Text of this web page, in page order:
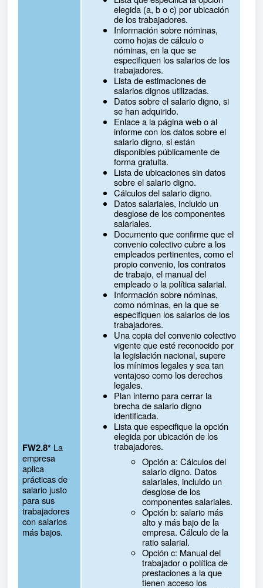
FW2.8* La
empresa
aplica
prácticas de
salario justo
para sus
trabajadores
con salarios
más bajos.
elegida (a, b o c) por ubicación
de los trabajadores.
Información sobre nóminas,
como hojas de cálculo o
nóminas, en la que se
especifiquen los salarios de los
trabajadores.
Lista de estimaciones de
salarios dignos utilizadas.
Datos sobre el salario digno, si
se han adquirido.
Enlace a la página web o al
informe con los datos sobre el
salario digno, si están
disponibles públicamente de
forma gratuita.
Lista de ubicaciones sin datos
sobre el salario digno.
Cálculos del salario digno.
Datos salariales, incluido un
desglose de los componentes
salariales.
Documento que confirme que el
convenio colectivo cubre a los
empleados pertinentes, como el
propio convenio, los contratos
de trabajo, el manual del
empleado o la política salarial.
Información sobre nóminas,
como nóminas, en la que se
especifiquen los salarios de los
trabajadores.
Una copia del convenio colectivo
vigente que esté reconocido por
la legislación nacional, supere
los mínimos legales y sea tan
ventajoso como los derechos
legales.
Plan interno para cerrar la
brecha de salario digno
identificada.
Lista que especifique la opción
elegida por ubicación de los
trabajadores.
Opción a: Cálculos del
salario digno. Datos
salariales, incluido un
desglose de los
componentes salariales.
Opción b: salario más
alto y más bajo de la
empresa. Cálculo de la
ratio salarial.
Opción c: Manual del
trabajador o política de
prestaciones a la que
tienen acceso los